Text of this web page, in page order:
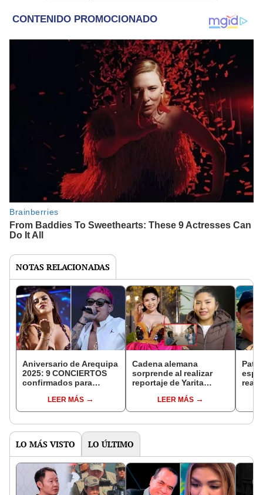
NOTAS RELACIONADAS
Aniversario de Arequipa
2025: 9 CONCIERTOS
confirmados para
este 14 de agosto
LEER MÁS
Cadena alemana
sorprende al realizar
reportaje de Yarita
"Desde el corazón
andino"
LEER MÁS
LO MÁS VISTO LO ÚLTIMO